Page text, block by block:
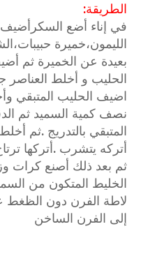
الطريقة:
في إناء أضع
الليمون،خميرة
بعيدة عن الخميرة ثم
الحليب و أخلط العناصر
اضيف الحليب المتبقي
نصف كمية السميد ثم
المتبقي بالتدريج .ثم
أتركه يتشرب .أتركها ترتاح
الخليط المتكون من
لاطة الفرن دون الظغط
إلى الفرن الساخن